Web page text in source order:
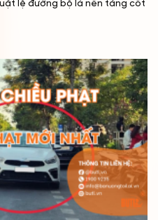
lệ đường bộ là nền tảng cốt